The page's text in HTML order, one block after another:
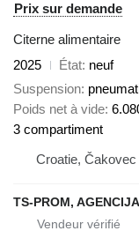
Prix sur demande
Citerne alimentaire
2025
État neuf
Suspension
Poids net à vide
3 compartiment
Croatie, Čakovec
TS-PROM,